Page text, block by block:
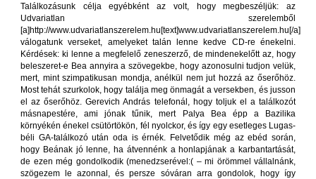
Találkozásunk célja egyébként az volt, hogy megbeszéljük: az
Udvariatlan szerelemből
[a]http://www.udvariatlanszerelem.hu[text]www.udvariatlanszerelem.hu[/a]
válogatunk verseket, amelyeket talán lenne kedve CD-re énekelni.
Kérdések: ki lenne a megfelelő zeneszerző, de mindenekelőtt az, hogy
beleszeret-e Bea annyira a szövegekbe, hogy azonosulni tudjon velük,
mert, mint szimpatikusan mondja, anélkül nem jut hozzá az őserőhöz.
Most tehát szurkolok, hogy találja meg önmagát a versekben, és jusson
el az őserőhöz. Gerevich András telefonál, hogy toljuk el a találkozót
másnapestére, ami jónak tűnik, mert Palya Bea épp a Bazilika
környékén énekel csütörtökön, fél nyolckor, és így egy esetleges Lugas-
béli GA-találkozó után oda is érnék. Felvetődik még az ebéd során,
hogy Beának jó lenne, ha átvennénk a honlapjának a karbantartását,
de ezen még gondolkodik (menedzserével:( – mi örömmel vállalnánk,
szögezem le azonnal, és persze sóváran arra gondolok, hogy így